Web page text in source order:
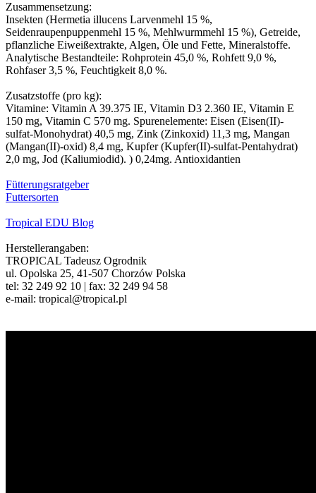
Zusammensetzung:
Insekten (Hermetia illucens Larvenmehl 15 %,
Seidenraupenpuppenmehl 15 %, Mehlwurmmehl 15 %), Getreide,
pflanzliche Eiweißextrakte, Algen, Öle und Fette, Mineralstoffe.
Analytische Bestandteile: Rohprotein 45,0 %, Rohfett 9,0 %,
Rohfaser 3,5 %, Feuchtigkeit 8,0 %.
Zusatzstoffe (pro kg):
Vitamine: Vitamin A 39.375 IE, Vitamin D3 2.360 IE, Vitamin E
150 mg, Vitamin C 570 mg. Spurenelemente: Eisen (Eisen(II)-
sulfat-Monohydrat) 40,5 mg, Zink (Zinkoxid) 11,3 mg, Mangan
(Mangan(II)-oxid) 8,4 mg, Kupfer (Kupfer(II)-sulfat-Pentahydrat)
2,0 mg, Jod (Kaliumiodid). ) 0,24mg. Antioxidantien
Fütterungsratgeber
Futtersorten
Tropical EDU Blog
Herstellerangaben:
TROPICAL Tadeusz Ogrodnik
ul. Opolska 25, 41-507 Chorzów Polska
tel: 32 249 92 10 | fax: 32 249 94 58
e-mail: tropical@tropical.pl